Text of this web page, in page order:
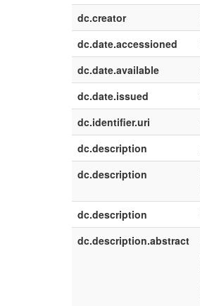
dc.creator
dc.date.accessioned
dc.date.available
dc.date.issued
dc.identifier.uri
dc.description
dc.description
dc.description
dc.description.abstract